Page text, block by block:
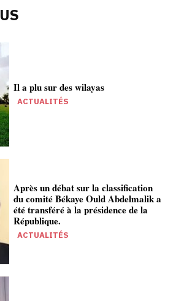
Il a plu sur des wilayas
ACTUALITÉS
Après un débat sur la classification
du comité Békaye Ould Abdelmalik a
été transféré à la présidence de la
République.
ACTUALITÉS